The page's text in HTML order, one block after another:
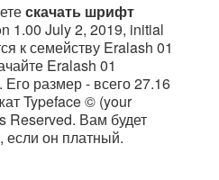
скачать шрифт
1.00 July 2, 2019, initial
к семейству Eralash 01
Eralash 01
размер - всего 27.16
Typeface © (your
Reserved. Вам будет
если он платный.